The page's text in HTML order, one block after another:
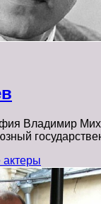
Владимир
актеры